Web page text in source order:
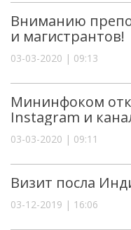
Вниманию
и магистрантов!
03-03-2020 | 09:13
Мининфоком
Instagram и
03-03-2020 | 09:11
Визит посла
03-12-2019 | 16:06